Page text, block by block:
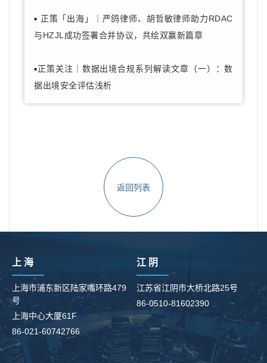
▪ 正策「出海」｜严鸽律师、胡哲敏律师助力RDAC
与HZJL成功签署合并协议，共绘双赢新篇章
▪正策关注｜数据出境合规系列解读文章（一）：数
据出境安全评估浅析
返回列表
上 海
上海市浦东新区陆家嘴环路479
号
上海中心大厦61F
86-021-60742766
江 阴
江苏省江阴市大桥北路25号
86-0510-81602390